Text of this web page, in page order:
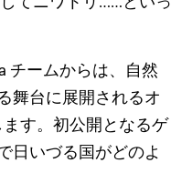
チームからは、自然
舞台に展開されるオ
す。初公開となるゲ
日いづる国がどのよ